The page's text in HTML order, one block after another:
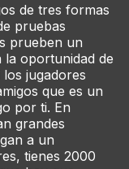
de tres formas
pruebas
prueben un
la oportunidad de
jugadores
que es un
por ti. En
grandes
a un
tienes 2000